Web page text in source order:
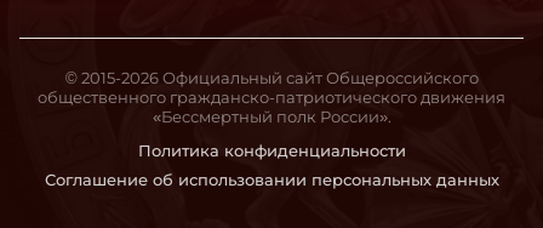
Политика конфиденциальности
Соглашение об использовании персональных данных
© 2015-2026 Официальный сайт Общероссийского
общественного гражданско-патриотического движения
«Бессмертный полк России».